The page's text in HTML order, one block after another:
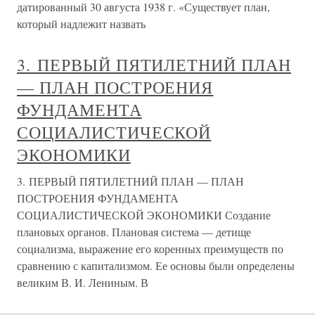
датированный 30 августа 1938 г. «Существует план,
который надлежит назвать
3. ПЕРВЫЙ ПЯТИЛЕТНИЙ ПЛАН
— ПЛАН ПОСТРОЕНИЯ
ФУНДАМЕНТА
СОЦИАЛИСТИЧЕСКОЙ
ЭКОНОМИКИ
3. ПЕРВЫЙ ПЯТИЛЕТНИЙ ПЛАН — ПЛАН
ПОСТРОЕНИЯ ФУНДАМЕНТА
СОЦИАЛИСТИЧЕСКОЙ ЭКОНОМИКИ Создание
плановых органов. Плановая система — детище
социализма, выражение его коренных преимуществ по
сравнению с капитализмом. Ее основы были определены
великим В. И. Лениным. В